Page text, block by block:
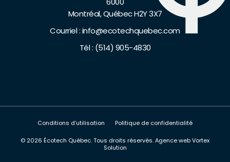
Montréal, Québec H2Y 3X7
Courriel :info@ecotechquebec.com
Tél : (514) 905-4830
© 2026 Écotech Québec.Tous droits réservés.Agence webVortex
Solution
Conditions d’utilisation Politique de confidentialité